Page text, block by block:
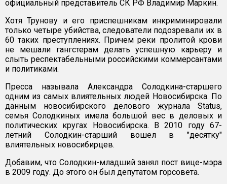
официальный представитель СК РФ Владимир Маркин.
Хотя Трунову и его приспешникам инкриминировали
только четыре убийства, следователи подозревали их в
60 таких преступлениях. Причем реки пролитой крови
не мешали гангстерам делать успешную карьеру и
слыть респектабельными российскими коммерсантами
и политиками.
Пресса называла Александра Солодкина-старшего
одним из самых влиятельных людей Новосибирска. По
данным новосибирского делового журнала Status,
семья Солодкиных имела большой вес в деловых и
политических кругах Новосибирска. В 2010 году 67-
летний Солодкин-старший вошел в "десятку"
влиятельных новосибирцев.
Добавим, что Солодкин-младший занял пост вице-мэра
в 2009 году. До этого он был депутатом горсовета.